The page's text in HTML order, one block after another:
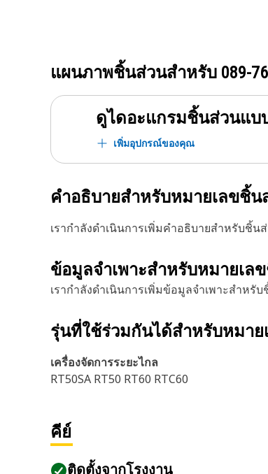
แผนภาพชิ้นส่วนสำหรับ 089-
ดูไดอะแกรมชิ้นส่วนแบ
เพิ่มอุปกรณ์ของคุณ
คำอธิบายสำหรับหมายเลขชิ้น
เรากำลังดำเนินการเพิ่มคำอธิบายสำหรับชิ้น
ข้อมูลจำเพาะสำหรับหมายเล
เรากำลังดำเนินการเพิ่มข้อมูลจำเพาะสำหรั
รุ่นที่ใช้ร่วมกันได้สำหรับหมา
เครื่องจัดการระยะไกล
RT50SA RT50 RT60 RTC60
คีย์
ติดตั้งจากโรงงาน